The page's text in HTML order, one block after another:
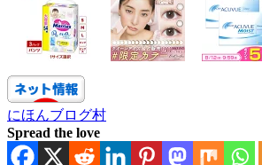
にほんブログ村
Spread the love